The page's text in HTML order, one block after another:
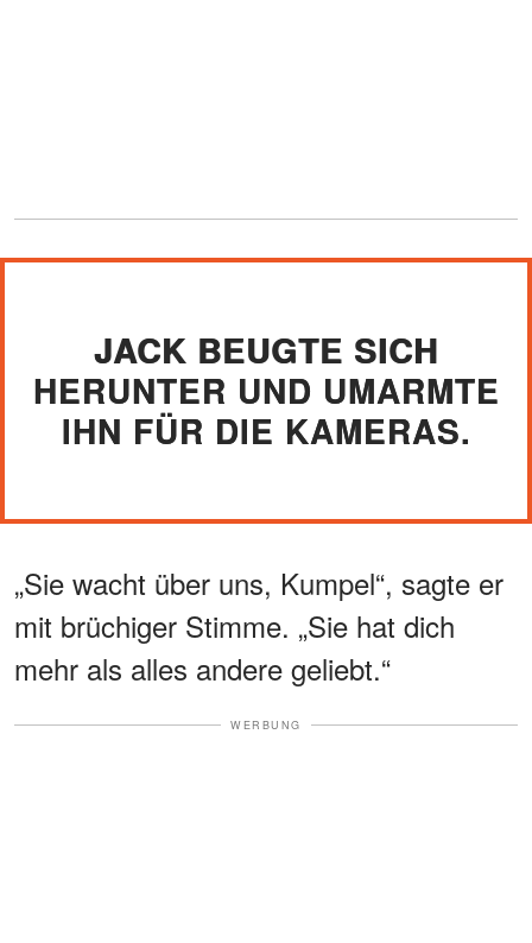
JACK BEUGTE SICH
HERUNTER UND UMARMTE
IHN FÜR DIE KAMERAS.
„Sie wacht über uns, Kumpel“, sagte er
mit brüchiger Stimme. „Sie hat dich
mehr als alles andere geliebt.“
WERBUNG